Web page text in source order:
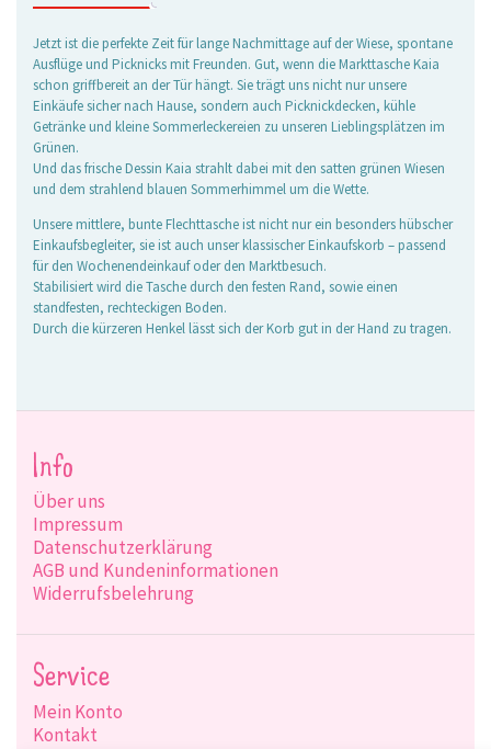
Jetzt ist die perfekte Zeit für lange Nachmittage auf der Wiese, spontane
Ausflüge und Picknicks mit Freunden. Gut, wenn die Markttasche Kaia
schon griffbereit an der Tür hängt. Sie trägt uns nicht nur unsere
Einkäufe sicher nach Hause, sondern auch Picknickdecken, kühle
Getränke und kleine Sommerleckereien zu unseren Lieblingsplätzen im
Grünen.
Und das frische Dessin Kaia strahlt dabei mit den satten grünen Wiesen
und dem strahlend blauen Sommerhimmel um die Wette.
Unsere mittlere, bunte Flechttasche ist nicht nur ein besonders hübscher
Einkaufsbegleiter, sie ist auch unser klassischer Einkaufskorb – passend
für den Wochenendeinkauf oder den Marktbesuch.
Stabilisiert wird die Tasche durch den festen Rand, sowie einen
standfesten, rechteckigen Boden.
Durch die kürzeren Henkel lässt sich der Korb gut in der Hand zu tragen.
Info
Über uns
Impressum
Datenschutzerklärung
AGB und Kundeninformationen
Widerrufsbelehrung
Service
Mein Konto
Kontakt